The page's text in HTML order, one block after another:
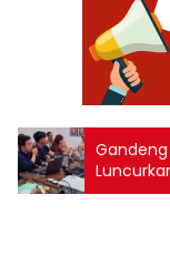
Gandeng